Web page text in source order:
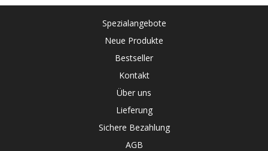
Spezialangebote
Neue Produkte
Bestseller
Kontakt
Über uns
Lieferung
Sichere Bezahlung
AGB